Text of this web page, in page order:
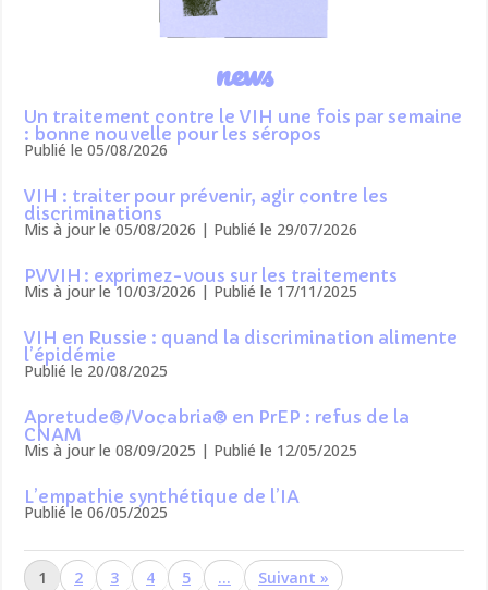
news
Un traitement contre le VIH une fois par semaine
: bonne nouvelle pour les séropos
Publié le 05/08/2026
VIH : traiter pour prévenir, agir contre les
discriminations
Mis à jour le 05/08/2026 | Publié le 29/07/2026
PVVIH : exprimez-vous sur les traitements
Mis à jour le 10/03/2026 | Publié le 17/11/2025
VIH en Russie : quand la discrimination alimente
l’épidémie
Publié le 20/08/2025
Apretude®/Vocabria® en PrEP : refus de la
CNAM
Mis à jour le 08/09/2025 | Publié le 12/05/2025
L’empathie synthétique de l’IA
Publié le 06/05/2025
1 2 3 4 5 … »